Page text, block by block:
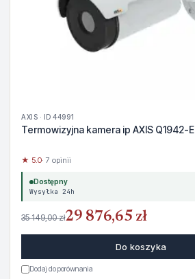
AXIS · ID 44991
Termowizyjna kamera ip AXIS Q1942-E
★ 5.0· 7 opinii
Dostępny
Wysyłka 24h
35 149,00 zł29 876,65 zł
Do koszyka
Dodaj do porównania